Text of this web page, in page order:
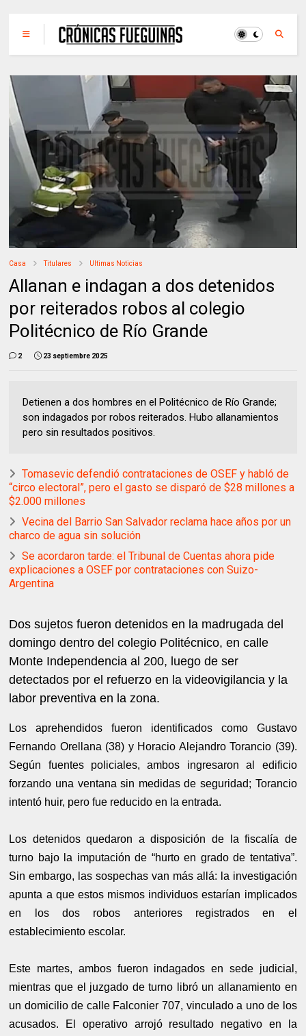
Casa Titulares Ultimas Noticias
Allanan e indagan a dos detenidos
por reiterados robos al colegio
Politécnico de Río Grande
2 23 septiembre 2025
Detienen a dos hombres en el Politécnico de Río Grande;
son indagados por robos reiterados. Hubo allanamientos
pero sin resultados positivos.
Tomasevic defendió contrataciones de OSEF y habló de
“circo electoral”, pero el gasto se disparó de $28 millones a
$2.000 millones
Vecina del Barrio San Salvador reclama hace años por un
charco de agua sin solución
Se acordaron tarde: el Tribunal de Cuentas ahora pide
explicaciones a OSEF por contrataciones con Suizo-
Argentina
Dos sujetos fueron detenidos en la madrugada del
domingo dentro del colegio Politécnico, en calle
Monte Independencia al 200, luego de ser
detectados por el refuerzo en la videovigilancia y la
labor preventiva en la zona.
Los aprehendidos fueron identificados como Gustavo
Fernando Orellana (38) y Horacio Alejandro Torancio (39).
Según fuentes policiales, ambos ingresaron al edificio
forzando una ventana sin medidas de seguridad; Torancio
intentó huir, pero fue reducido en la entrada.
Los detenidos quedaron a disposición de la fiscalía de
turno bajo la imputación de “hurto en grado de tentativa”.
Sin embargo, las sospechas van más allá: la investigación
apunta a que estos mismos individuos estarían implicados
en los dos robos anteriores registrados en el
establecimiento escolar.
Este martes, ambos fueron indagados en sede judicial,
mientras que el juzgado de turno libró un allanamiento en
un domicilio de calle Falconier 707, vinculado a uno de los
acusados. El operativo arrojó resultado negativo en la